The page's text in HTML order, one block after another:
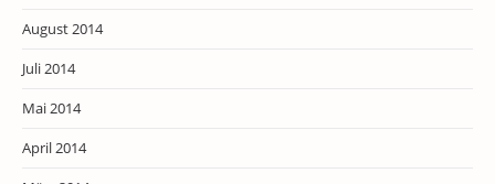
August 2014
Juli 2014
Mai 2014
April 2014